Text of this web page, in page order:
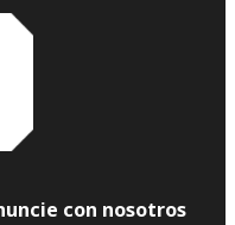
con nosotros